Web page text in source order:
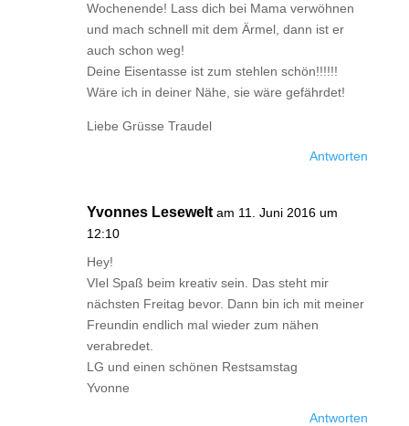
Wochenende! Lass dich bei Mama verwöhnen
und mach schnell mit dem Ärmel, dann ist er
auch schon weg!
Deine Eisentasse ist zum stehlen schön!!!!!!
Wäre ich in deiner Nähe, sie wäre gefährdet!
Liebe Grüsse Traudel
Antworten
Yvonnes Lesewelt am 11. Juni 2016 um
12:10
Hey!
VIel Spaß beim kreativ sein. Das steht mir
nächsten Freitag bevor. Dann bin ich mit meiner
Freundin endlich mal wieder zum nähen
verabredet.
LG und einen schönen Restsamstag
Yvonne
Antworten